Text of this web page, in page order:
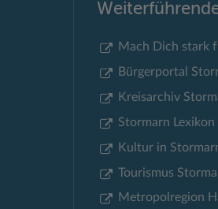
Mach Dich stark
Bürgerportal
Kreisarchiv
Stormarn Lexikon
Kultur in
Tourismus
Metropolregion